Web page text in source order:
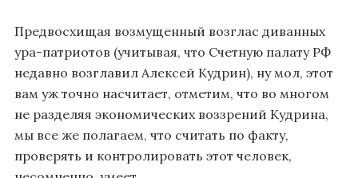
Предвосхищая возмущенный возглас диванных
ура-патриотов (учитывая, что Счетную палату РФ
недавно возглавил Алексей Кудрин), ну мол, этот
вам уж точно насчитает, отметим, что во многом
не разделяя экономических воззрений Кудрина,
мы все же полагаем, что считать по факту,
проверять и контролировать этот человек,